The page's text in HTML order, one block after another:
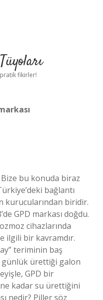
fikirler!
bu konuda biraz
bağlantı
kurucularından biridir.
GPD markası doğdu.
cihazlarında
ilgili bir kavramdır.
teriminin baş
günlük ürettiği galon
GPD bir
kadar su ürettiğini
nedir? Piller söz